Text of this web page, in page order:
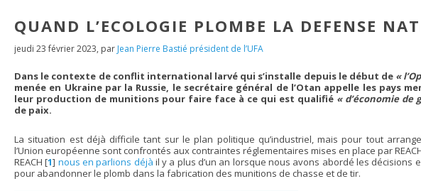
QUAND L’ECOLOGIE PLOMBE LA DEFENSE
jeudi 23 février 2023, par Jean Pierre Bastié président de l’UFA
Dans le contexte de conflit international larvé qui s’installe depuis le début de «
menée en Ukraine par la Russie, le secrétaire général de l’Otan appelle les pays
leur production de munitions pour faire face à ce qui est qualifié « d’économie de
de paix.
La situation est déjà difficile tant sur le plan politique qu’industriel, mais pour tout
l’Union européenne sont confrontés aux contraintes réglementaires mises en place par
REACH [1] nous en parlions déjà il y a plus d’un an lorsque nous avons abordé les décisions
pour abandonner le plomb dans la fabrication des munitions de chasse et de tir.